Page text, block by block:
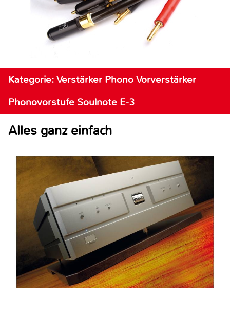
Kategorie: Verstärker Phono Vorverstärker
Phonovorstufe Soulnote E-3
Alles ganz einfach